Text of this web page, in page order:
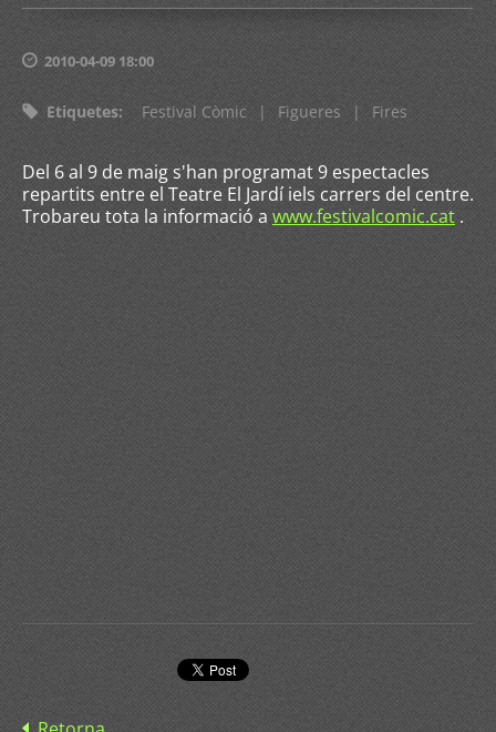
2010-04-09 18:00
Etiquetes: Festival Còmic | Figueres | Fires
Del 6 al 9 de maig s'han programat 9 espectacles
repartits entre el Teatre El Jardí iels carrers del centre.
Trobareu tota la informació a www.festivalcomic.cat .